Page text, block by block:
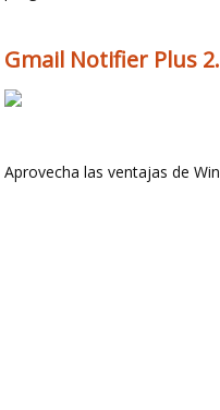
Gmail Notifier Plus
Aprovecha las ventajas de